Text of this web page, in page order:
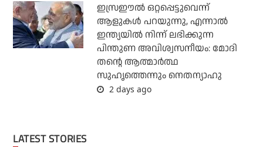
ഇസ്രഈല്‍ ഒറ്റപ്പെട്ടുവെന്ന്
ആളുകള്‍ പറയുന്നു, എന്നാല്‍
ഇന്ത്യയില്‍ നിന്ന് ലഭിക്കുന്ന
പിന്തുണ അവിശ്വസനീയം: മോദി
തന്റെ ആത്മാര്‍ത്ഥ
സുഹൃത്തെന്നും നെതന്യാഹു
2 days ago
LATEST STORIES